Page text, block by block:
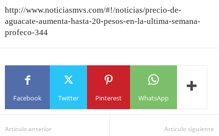
http://www.noticiasmvs.com/#!/noticias/precio-de-
aguacate-aumenta-hasta-20-pesos-en-la-ultima-semana-
profeco-344
Facebook Twitter Pinterest WhatsApp
Artículo anterior Artículo siguiente